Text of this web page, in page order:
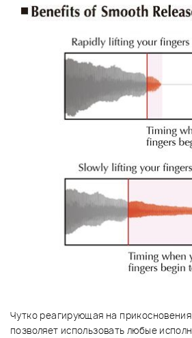
Чутко реагирующая на
позволяет использовать любые